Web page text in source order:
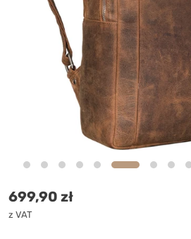
Cena standardowa
699,90 zł
z VAT